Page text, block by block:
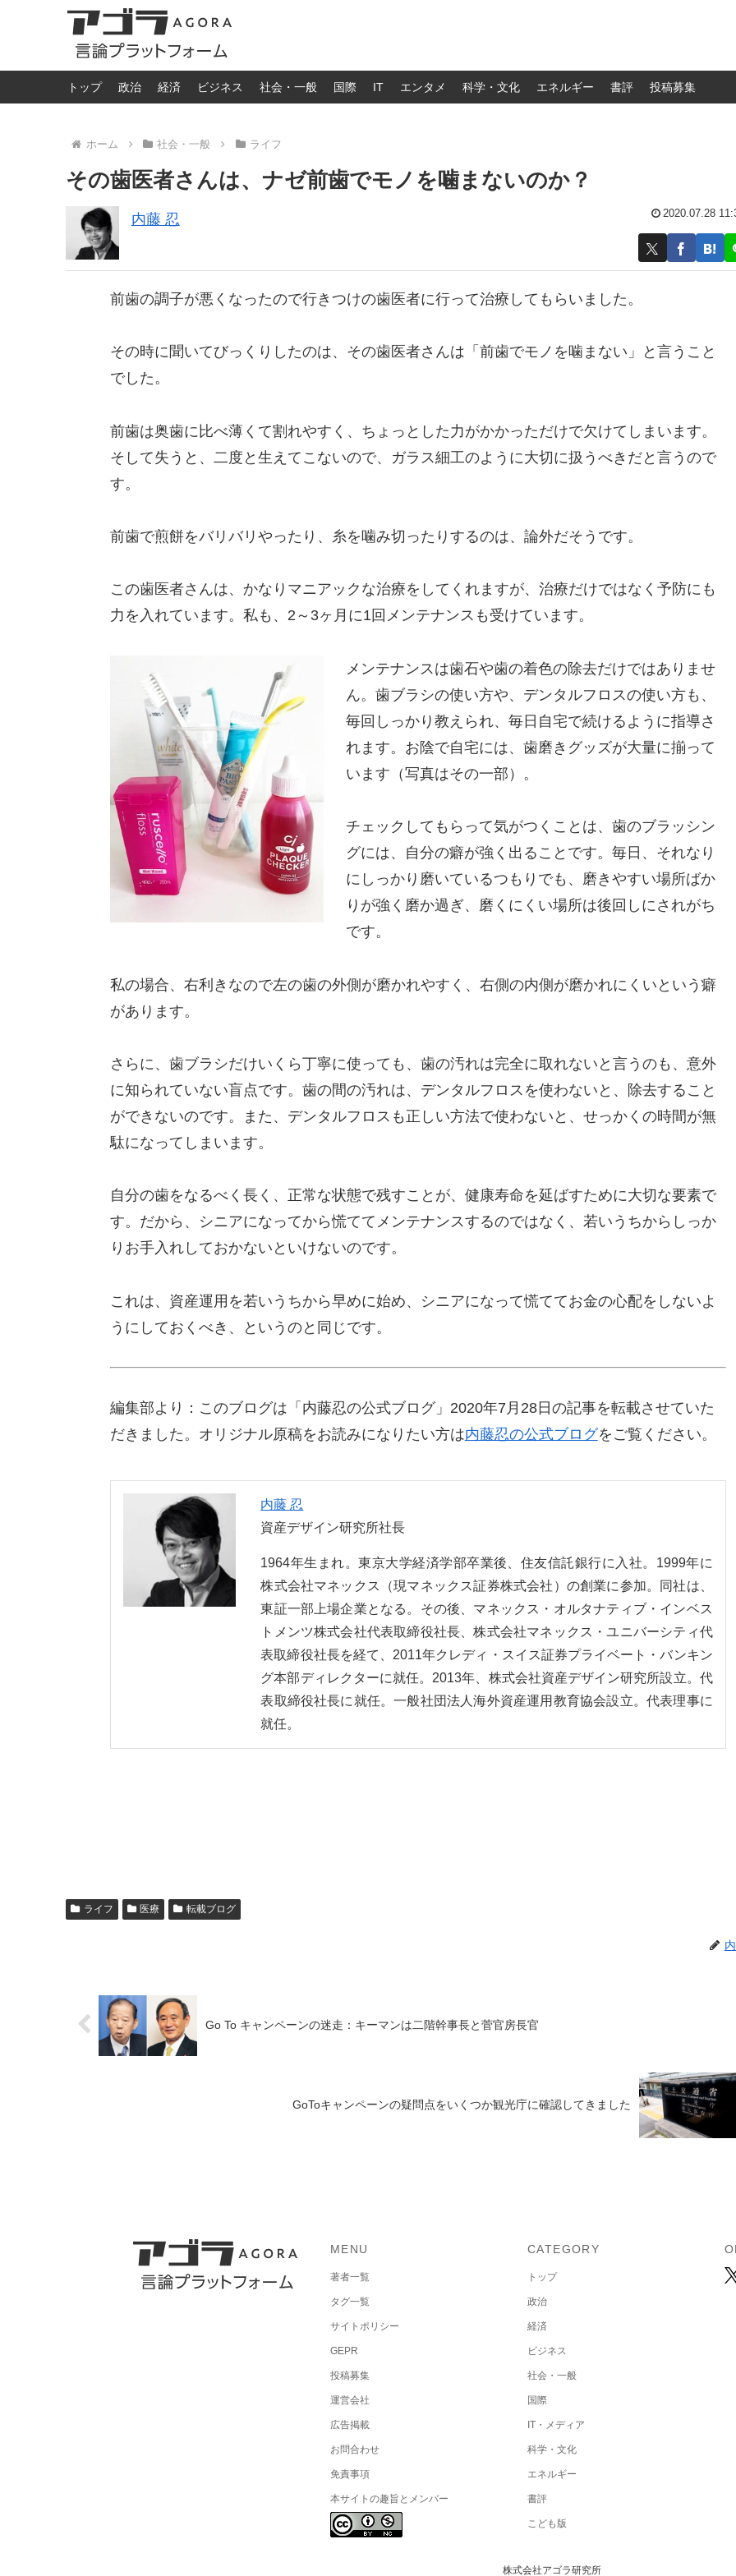
トップ 政治 経済 ビジネス 社会・一般 国際 IT エンタメ 科学・文化 エネルギー 書評 投稿募集
ホーム 社会・一般 ライフ
その歯医者さんは、ナゼ前歯でモノを噛まないのか？
内藤 忍 2020.07.28
前歯の調子が悪くなったので行きつけの歯医者に行って治療してもらいました。
その時に聞いてびっくりしたのは、その歯医者さんは「前歯でモノを噛まない」と言うこと
でした。
前歯は奥歯に比べ薄くて割れやすく、ちょっとした力がかかっただけで欠けてしまいます。
そして失うと、二度と生えてこないので、ガラス細工のように大切に扱うべきだと言うので
す。
前歯で煎餅をバリバリやったり、糸を噛み切ったりするのは、論外だそうです。
この歯医者さんは、かなりマニアックな治療をしてくれますが、治療だけではなく予防にも
力を入れています。私も、2～3ヶ月に1回メンテナンスも受けています。
メンテナンスは歯石や歯の着色の除去だけではありませ
ん。歯ブラシの使い方や、デンタルフロスの使い方も、
毎回しっかり教えられ、毎日自宅で続けるように指導さ
れます。お陰で自宅には、歯磨きグッズが大量に揃って
います（写真はその一部）。
チェックしてもらって気がつくことは、歯のブラッシン
グには、自分の癖が強く出ることです。毎日、それなり
にしっかり磨いているつもりでも、磨きやすい場所ばか
りが強く磨か過ぎ、磨くにくい場所は後回しにされがち
です。
私の場合、右利きなので左の歯の外側が磨かれやすく、右側の内側が磨かれにくいという癖
があります。
さらに、歯ブラシだけいくら丁寧に使っても、歯の汚れは完全に取れないと言うのも、意外
に知られていない盲点です。歯の間の汚れは、デンタルフロスを使わないと、除去すること
ができないのです。また、デンタルフロスも正しい方法で使わないと、せっかくの時間が無
駄になってしまいます。
自分の歯をなるべく長く、正常な状態で残すことが、健康寿命を延ばすために大切な要素で
す。だから、シニアになってから慌ててメンテナンスするのではなく、若いうちからしっか
りお手入れしておかないといけないのです。
これは、資産運用を若いうちから早めに始め、シニアになって慌ててお金の心配をしないよ
うにしておくべき、というのと同じです。
編集部より：このブログは「内藤忍の公式ブログ」2020年7月28日の記事を転載させていた
だきました。オリジナル原稿をお読みになりたい方は内藤忍の公式ブログをご覧ください。
内藤 忍
資産デザイン研究所社長
1964年生まれ。東京大学経済学部卒業後、住友信託銀行に入社。1999年に
株式会社マネックス（現マネックス証券株式会社）の創業に参加。同社は、
東証一部上場企業となる。その後、マネックス・オルタナティブ・インベス
トメンツ株式会社代表取締役社長、株式会社マネックス・ユニバーシティ代
表取締役社長を経て、2011年クレディ・スイス証券プライベート・バンキン
グ本部ディレクターに就任。2013年、株式会社資産デザイン研究所設立。代
表取締役社長に就任。一般社団法人海外資産運用教育協会設立。代表理事に
就任。
ライフ 医療 転載ブログ
Go To キャンペーンの迷走：キーマンは二階幹事長と菅官房長官
GoToキャンペーンの疑問点をいくつか観光庁に確認してきました
MENU
著者一覧
タグ一覧
サイトポリシー
GEPR
投稿募集
運営会社
広告掲載
お問合わせ
免責事項
本サイトの趣旨とメンバー
CATEGORY
トップ
政治
経済
ビジネス
社会・一般
国際
IT・メディア
科学・文化
エネルギー
書評
こども版
株式会社アゴラ研究所